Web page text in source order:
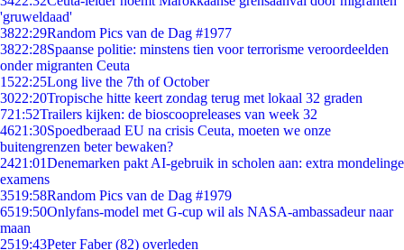
'gruweldaad'
3822:29Random Pics van de Dag #1977
3822:28Spaanse politie: minstens tien voor terrorisme veroordeelden
onder migranten Ceuta
1522:25Long live the 7th of October
3022:20Tropische hitte keert zondag terug met lokaal 32 graden
721:52Trailers kijken: de bioscoopreleases van week 32
4621:30Spoedberaad EU na crisis Ceuta, moeten we onze
buitengrenzen beter bewaken?
2421:01Denemarken pakt AI-gebruik in scholen aan: extra mondelinge
examens
3519:58Random Pics van de Dag #1979
6519:50Onlyfans-model met G-cup wil als NASA-ambassadeur naar
maan
2519:43Peter Faber (82) overleden